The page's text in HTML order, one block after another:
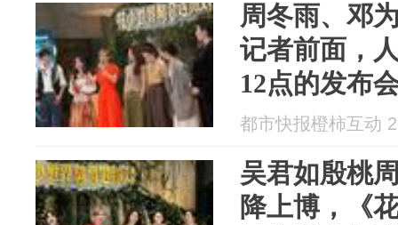
周冬雨、邓
记者前面，
12点的发布
都市快报橙柿互动
吴君如殷桃
降上博，《